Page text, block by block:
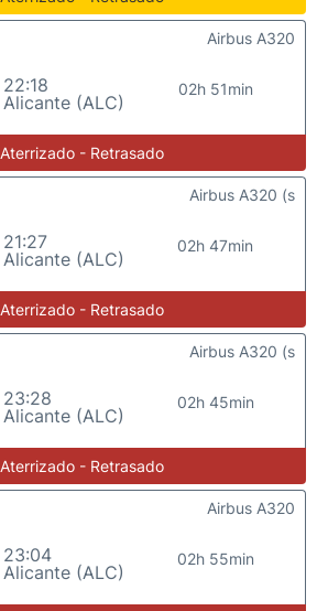
22:18
Alicante (ALC)
02h 51min
Airbus A320
Aterrizado - Retrasado
21:27
Alicante (ALC)
02h 47min
Airbus A320 (s
Aterrizado - Retrasado
23:28
Alicante (ALC)
02h 45min
Airbus A320 (s
Aterrizado - Retrasado
23:04
Alicante (ALC)
02h 55min
Airbus A320